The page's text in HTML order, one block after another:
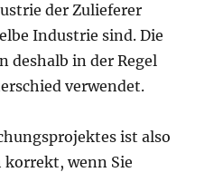
der Zulieferer
Industrie sind. Die
deshalb in der Regel
verwendet.
ist also
korrekt, wenn Sie